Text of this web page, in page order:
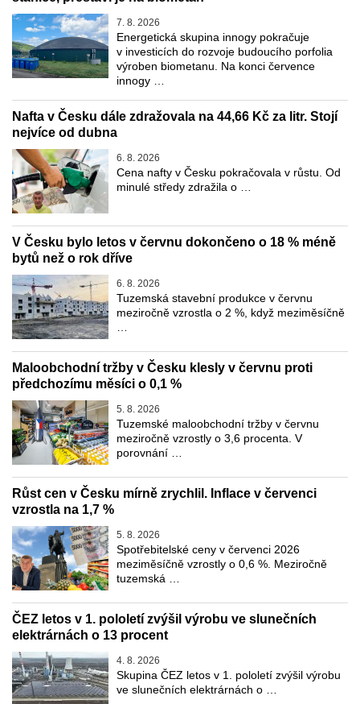
7. 8. 2026
Energetická skupina innogy pokračuje
v investicích do rozvoje budoucího porfolia
výroben biometanu. Na konci července
innogy …
Nafta v Česku dále zdražovala na 44,66 Kč za litr. Stojí
nejvíce od dubna
6. 8. 2026
Cena nafty v Česku pokračovala v růstu. Od
minulé středy zdražila o …
V Česku bylo letos v červnu dokončeno o 18 % méně
bytů než o rok dříve
6. 8. 2026
Tuzemská stavební produkce v červnu
meziročně vzrostla o 2 %, když meziměsíčně
Maloobchodní tržby v Česku klesly v červnu proti
předchozímu měsíci o 0,1 %
5. 8. 2026
Tuzemské maloobchodní tržby v červnu
meziročně vzrostly o 3,6 procenta. V
porovnání …
Růst cen v Česku mírně zrychlil. Inflace v červenci
vzrostla na 1,7 %
5. 8. 2026
Spotřebitelské ceny v červenci 2026
meziměsíčně vzrostly o 0,6 %. Meziročně
tuzemská …
ČEZ letos v 1. pololetí zvýšil výrobu ve slunečních
elektrárnách o 13 procent
4. 8. 2026
Skupina ČEZ letos v 1. pololetí zvýšil výrobu
ve slunečních elektrárnách o …